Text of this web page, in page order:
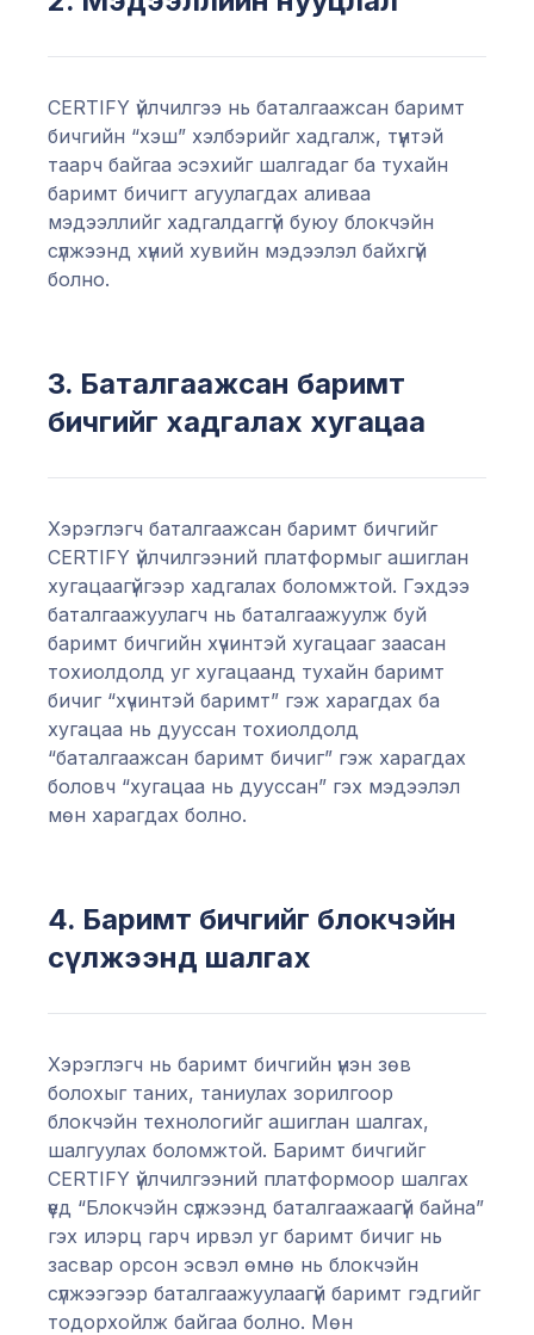
CERTIFY үйлчилгээ нь баталгаажсан баримт
бичгийн “хэш” хэлбэрийг хадгалж, түүнтэй
таарч байгаа эсэхийг шалгадаг ба тухайн
баримт бичигт агуулагдах аливаа
мэдээллийг хадгалдаггүй буюу блокчэйн
сүлжээнд хүний хувийн мэдээлэл байхгүй
болно.
3. Баталгаажсан баримт
бичгийг хадгалах хугацаа
Хэрэглэгч баталгаажсан баримт бичгийг
CERTIFY үйлчилгээний платформыг ашиглан
хугацаагүйгээр хадгалах боломжтой. Гэхдээ
баталгаажуулагч нь баталгаажуулж буй
баримт бичгийн хүчинтэй хугацааг заасан
тохиолдолд уг хугацаанд тухайн баримт
бичиг “хүчинтэй баримт” гэж харагдах ба
хугацаа нь дууссан тохиолдолд
“баталгаажсан баримт бичиг” гэж харагдах
боловч “хугацаа нь дууссан” гэх мэдээлэл
мөн харагдах болно.
4. Баримт бичгийг блокчэйн
сүлжээнд шалгах
Хэрэглэгч нь баримт бичгийн үнэн зөв
болохыг таних, таниулах зорилгоор
блокчэйн технологийг ашиглан шалгах,
шалгуулах боломжтой. Баримт бичгийг
CERTIFY үйлчилгээний платформоор шалгах
үед “Блокчэйн сүлжээнд баталгаажаагүй байна”
гэх илэрц гарч ирвэл уг баримт бичиг нь
засвар орсон эсвэл өмнө нь блокчэйн
сүлжээгээр баталгаажуулаагүй баримт гэдгийг
тодорхойлж байгаа болно. Мөн